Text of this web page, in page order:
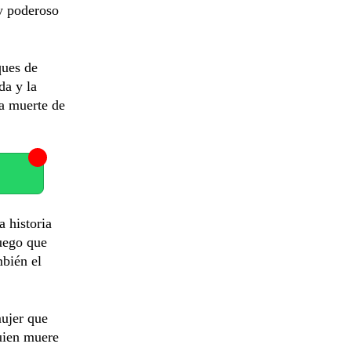
poderoso
de
y la
muerte de
historia
que
el
que
muere